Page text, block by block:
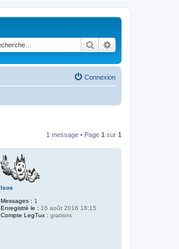
Rechercher
Connexion
1 message • Page 1 sur 1
Isos
Messages : 1
Enregistré le : 16 août 2016 18:15
Compte LegTux : gratisos